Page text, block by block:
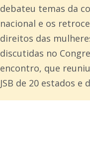
debateu temas da
nacional e os
direitos das
discutidas no
encontro, que
JSB de 20 estados e